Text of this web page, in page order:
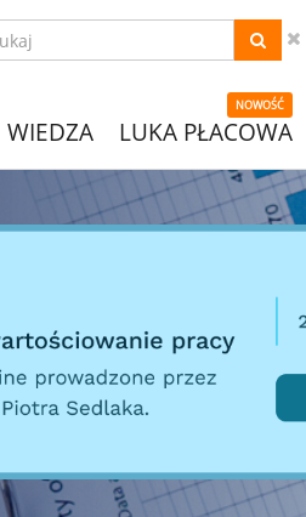
WIEDZA
NOWOŚĆ
LUKA PŁACOWA